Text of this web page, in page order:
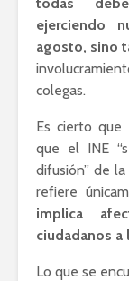
ejerciendo
agosto, sino
colegas.
Es cierto que
que el INE
difusión” de
refiere
implica
ciudadanos a
Lo que se